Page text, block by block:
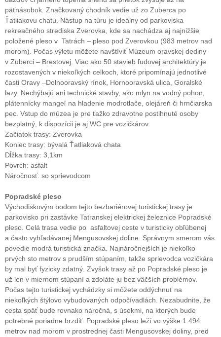
päťnásobok. Značkovaný chodník vedie už zo Zuberca po
Ťatliakovu chatu. Nástup na túru je ideálny od parkoviska
rekreačného strediska Zverovka, kde sa nachádza aj najnižšie
položené pleso v Tatrách – pleso pod Zverovkou (983 metrov nad
morom). Počas výletu môžete navštíviť Múzeum oravskej dediny
v Zuberci – Brestovej. Viac ako 50 stavieb ľudovej architektúry je
rozostavených v niekoľkých celkoch, ktoré pripomínajú jednotlivé
časti Oravy –Dolnooravský rínok, Hornooravská ulica, Goralské
lazy. Nechýbajú ani technické stavby, ako mlyn na vodný pohon,
plátennícky mangeľ na hladenie modrotlače, olejáreň či hrnčiarska
pec. Vstup do múzea je pre ťažko zdravotne postihnuté osoby
bezplatný, k dispozícii je aj WC pre vozičkárov.
Začiatok trasy: Zverovka
Koniec trasy: bývalá Ťatliaková chata
Dĺžka trasy: 3,1km
Povrch: asfalt
Náročnosť: so sprievodcom
Popradské pleso
Východiskovým bodom tejto bezbariérovej turistickej trasy je
parkovisko pri zastávke Tatranskej elektrickej železnice Popradské
pleso. Celá trasa vedie po asfaltovej ceste v turisticky obľúbenej
a často vyhľadávanej Mengusovskej doline. Správnym smerom vás
povedie modrá turistická značka. Najnáročnejších je niekoľko
prvých sto metrov s prudším stúpaním, takže sprievodca vozičkára
by mal byť fyzicky zdatný. Zvyšok trasy až po Popradské pleso je
už len v miernom stúpaní a zdoláte ju bez väčších problémov.
Počas tejto turistickej vychádzky si môžete oddýchnuť na
niekoľkých štýlovo vybudovaných odpočívadlách. Nezabudnite, že
cesta späť bude rovnako náročná, s úsekmi, na ktorých bude
potrebné poriadne brzdiť. Popradské pleso leží vo výške 1 494
metrov nad morom v prostrednej časti Mengusovskej doliny, pred